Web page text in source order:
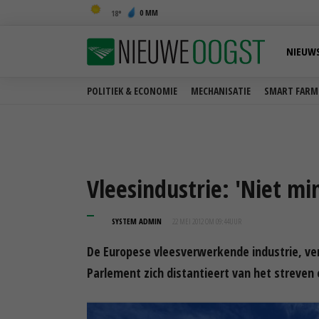
18 0 MM
POLITIEK & ECONOMIE MECHANISATIE SMART
Vleesindustrie: 'Niet
SYSTEM ADMIN 22 MEI 2012 OM 09:44
De Europese vleesverwerkende industrie,
Parlement zich distantieert van het